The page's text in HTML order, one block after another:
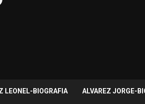
LEONEL-BIOGRAFIA ALVAREZ JORGE-